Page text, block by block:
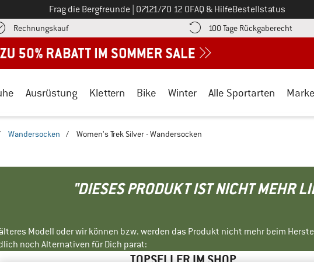
Frag die Bergfreunde Ruf uns an unter
07121/70 12 0FAQ & HilfeBestellstatus
RechnungskaufFinde die Zahlungs-Infos hier! Öffnet sich in einer Infobox
100 Tage Rückgaberecht
Ausrüstung Klettern Bike Winter Alle Sportarten
Wandersocken / Women's Trek Silver - Wandersocken
"DIESES PRODUKT IST NICHT MEHR
Modell oder wir können bzw. werden das Produkt nicht mehr beim
noch Alternativen für Dich parat: